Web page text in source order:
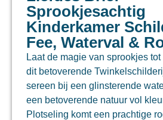
Sprookjesachtig
Kinderkamer
Fee, Waterval &
Laat de magie van sprookjes
dit betoverende
sereen bij een glinsterende
een betoverende natuur vol
Plotseling komt een prachtige